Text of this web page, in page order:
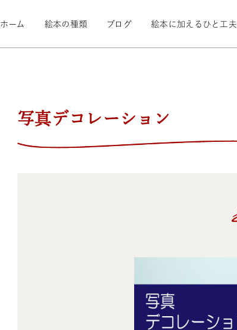
ホーム 絵本の種類 ブログ 絵本に加えるひと工夫
写真デコレーション